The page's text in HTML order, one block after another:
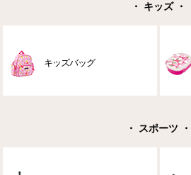
・ キッズ ・
キッズバッグ
・ スポーツ ・